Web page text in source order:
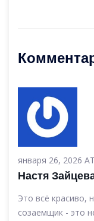
января 26, 2026
Настя
Это всё красиво,
созаемщик - это